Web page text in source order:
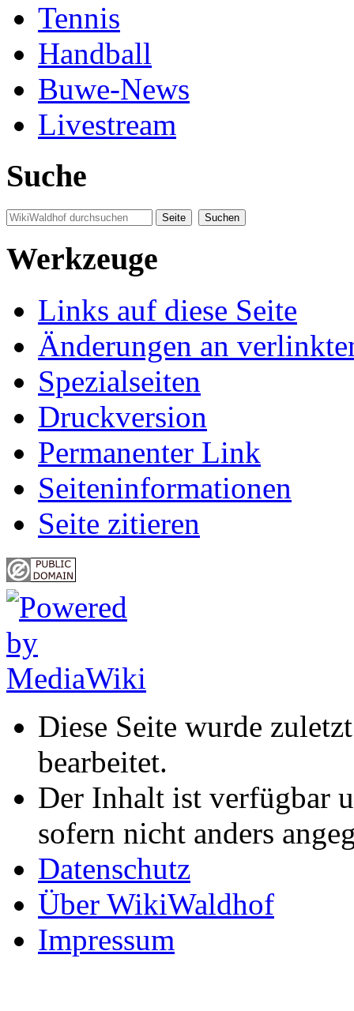
Tennis
Handball
Buwe-News
Livestream
Suche
Werkzeuge
Links auf diese Seite
Änderungen an
Spezialseiten
Druckversion
Permanenter Link
Seiten­informationen
Seite zitieren
Diese Seite wurde
bearbeitet.
Der Inhalt ist verfügbar
sofern nicht anders
Datenschutz
Über WikiWaldhof
Impressum